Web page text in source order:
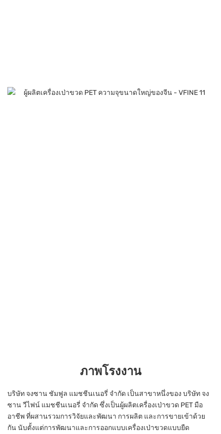
ภาพโรงงาน
บริษัท จงซาน ชัมฟูล แมชชีนเนอรี่ จำกัด เป็นสาขาหนึ่งของ บริษัท จง
ซาน วีไฟน์ แมชชีนเนอรี่ จำกัด ซึ่งเป็นผู้ผลิตเครื่องเป่าขวด PET มือ
อาชีพ ที่ผสานรวมการวิจัยและพัฒนา การผลิต และการขายเข้าด้วย
กัน นับตั้งแต่การพัฒนาและการออกแบบเครื่องเป่าขวดแบบยืด